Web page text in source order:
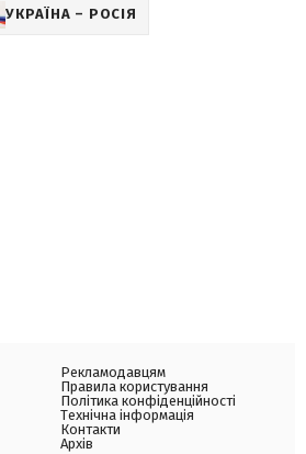
УКРАЇНА – РОСІЯ
Рекламодавцям
Правила користування
Політика конфіденційності
Технічна інформація
Контакти
Архів